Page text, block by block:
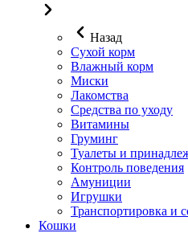
Назад
Сухой корм
Влажный корм
Миски
Лакомства
Средства по уходу
Витамины
Груминг
Туалеты и
Контроль поведения
Амуниции
Игрушки
Транспортировка и
Кошки